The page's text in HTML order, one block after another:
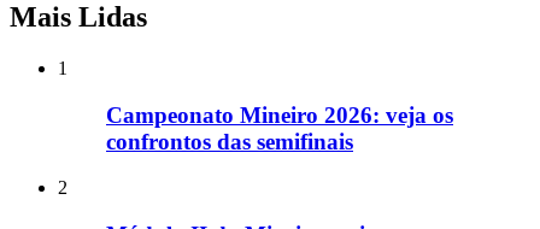
Mais Lidas
1
Campeonato Mineiro 2026: veja os
confrontos das semifinais
2